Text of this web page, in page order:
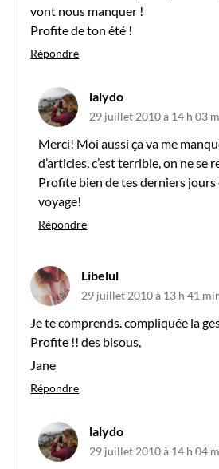
vont nous manquer !
Profite de ton été !
Répondre
lalydo
29 juillet 2010 à 14 h 03
Merci! Moi aussi ça va me
d’articles, c’est terrible, on ne se
Profite bien de tes derniers jours
voyage!
Répondre
Libelul
29 juillet 2010 à 13 h 41
Je te comprends. compliquée la
Profite !! des bisous,
Jane
Répondre
lalydo
29 juillet 2010 à 14 h 04